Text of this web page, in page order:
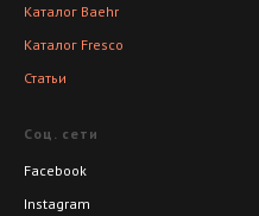
Каталог Baehr
Каталог Fresco
Статьи
Соц. сети
Facebook
Instagram